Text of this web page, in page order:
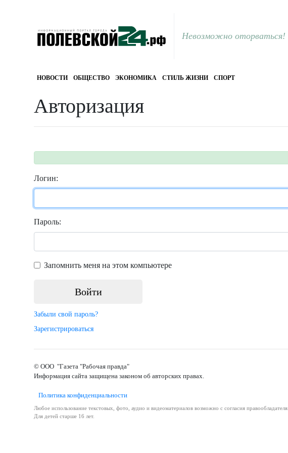
Невозможно оторваться!
НОВОСТИ ОБЩЕСТВО ЭКОНОМИКА СТИЛЬ ЖИЗНИ СПОРТ
Авторизация
Логин:
Пароль:
Запомнить меня на этом компьютере
Забыли свой пароль?
Зарегистрироваться
© ООО "Газета "Рабочая правда"
Информация сайта защищена законом об авторских правах.
Политика конфиденциальности
Любое использование текстовых, фото, аудио и видеоматериалов возможно с согласия правообладателя.
Для детей старше 16 лет.